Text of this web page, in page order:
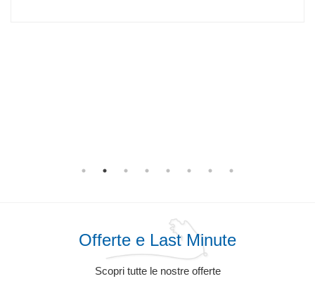
Offerte e Last Minute
Scopri tutte le nostre offerte